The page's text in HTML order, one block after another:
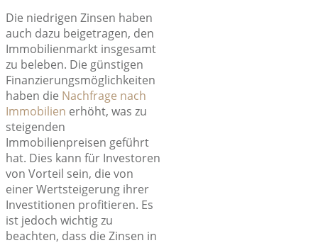
Die niedrigen Zinsen haben
auch dazu beigetragen, den
Immobilienmarkt insgesamt
zu beleben. Die günstigen
Finanzierungsmöglichkeiten
haben die Nachfrage nach
Immobilien erhöht, was zu
steigenden
Immobilienpreisen geführt
hat. Dies kann für Investoren
von Vorteil sein, die von
einerWertsteigerung ihrer
Investitionen profitieren. Es
ist jedoch wichtig zu
beachten, dass die Zinsen in